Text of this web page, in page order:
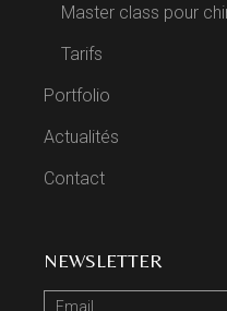
Master class pour
Tarifs
Portfolio
Actualités
Contact
NEWSLETTER